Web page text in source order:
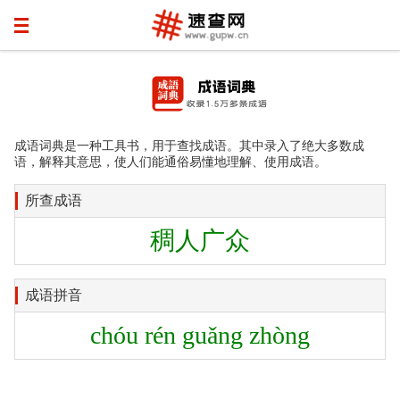
成语词典是一种工具书，用于查找成语。其中录入了绝大多数成
语，解释其意思，使人们能通俗易懂地理解、使用成语。
所查成语
稠人广众
成语拼音
chóu rén guǎng zhòng